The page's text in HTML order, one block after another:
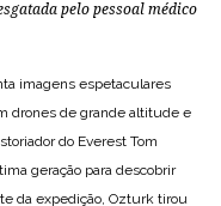
pelo pessoal médico
imagens espetaculares
drones de grande altitude e
do Everest Tom
geração para descobrir
da expedição, Ozturk tirou